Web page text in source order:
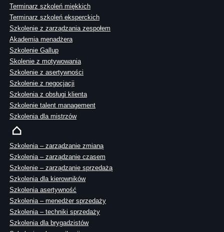
Terminarz szkoleń miękkich
Terminarz szkoleń eksperckich
Szkolenie z zarządzania zespołem
Akademia menadżera
Szkolenie Gallup
Skolenie z motywowania
Szkolenie z asertywności
Szkolenie z negocjacji
Szkolenia z obsługi klienta
Szkolenie talent management
Szkolenia dla mistrzów
Szkolenia – zarządzanie zmianą
Szkolenia – zarządzanie czasem
Szkolenie – zarządzanie sprzedażą
Szkolenia dla kierowników
Szkolenia asertywność
Szkolenia – menedżer sprzedaży
Szkolenia – techniki sprzedaży
Szkolenia dla brygadzistów